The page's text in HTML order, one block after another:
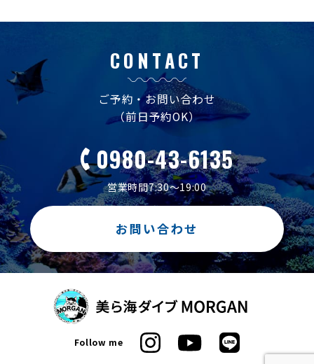
CONTACT
ご予約・お問い合わせ
（前日予約OK）
0980-43-6135
営業時間7:30～19:00
お問い合わせ
Follow me